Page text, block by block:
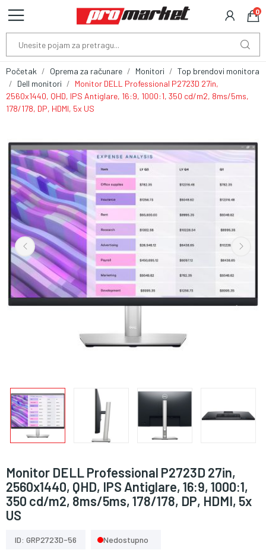
0
Početak Oprema za računare Monitori
Top brendovi monitora
Dell monitori
Monitor DELL Professional P2723D 27in,
2560x1440, QHD, IPS Antiglare, 16:9, 1000:1, 350 cd/m2, 8ms/5ms,
178/178, DP, HDMI, 5x US
Monitor DELL Professional P2723D 27in,
2560x1440, QHD, IPS Antiglare, 16:9, 1000:1,
350 cd/m2, 8ms/5ms, 178/178, DP, HDMI, 5x
US
ID: GRP2723D-56 Nedostupno